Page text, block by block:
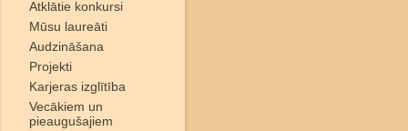
Atklātie konkursi
Mūsu laureāti
Audzināšana
Projekti
Karjeras izglītība
Vecākiem un
pieaugušajiem